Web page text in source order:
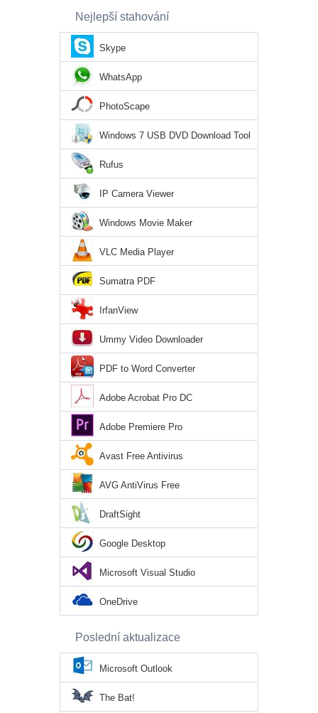
Nejlepší stahování
Skype
WhatsApp
PhotoScape
Windows 7 USB DVD Download Tool
Rufus
IP Camera Viewer
Windows Movie Maker
VLC Media Player
Sumatra PDF
IrfanView
Ummy Video Downloader
PDF to Word Converter
Adobe Acrobat Pro DC
Adobe Premiere Pro
Avast Free Antivirus
AVG AntiVirus Free
DraftSight
Google Desktop
Microsoft Visual Studio
OneDrive
Poslední aktualizace
Microsoft Outlook
The Bat!